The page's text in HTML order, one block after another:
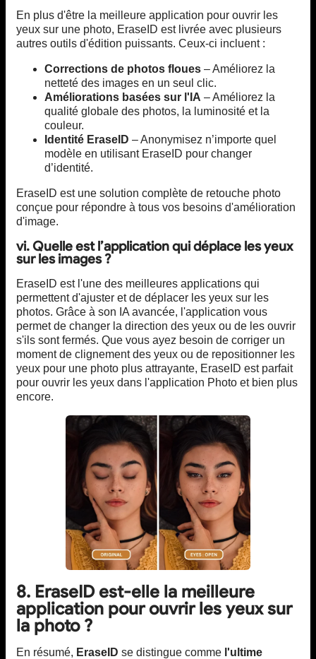
En plus d'être la meilleure application pour ouvrir les
yeux sur une photo, EraseID est livrée avec plusieurs
autres outils d'édition puissants. Ceux-ci incluent :
Corrections de photos floues – Améliorez la
netteté des images en un seul clic.
Améliorations basées sur l'IA – Améliorez la
qualité globale des photos, la luminosité et la
couleur.
Identité EraseID – Anonymisez n’importe quel
modèle en utilisant EraseID pour changer
d’identité.
EraseID est une solution complète de retouche photo
conçue pour répondre à tous vos besoins d'amélioration
d'image.
vi. Quelle est l’application qui déplace les yeux
sur les images ?
EraseID est l'une des meilleures applications qui
permettent d'ajuster et de déplacer les yeux sur les
photos. Grâce à son IA avancée, l'application vous
permet de changer la direction des yeux ou de les ouvrir
s'ils sont fermés. Que vous ayez besoin de corriger un
moment de clignement des yeux ou de repositionner les
yeux pour une photo plus attrayante, EraseID est parfait
pour ouvrir les yeux dans l'application Photo et bien plus
encore.
8. EraseID est-elle la meilleure
application pour ouvrir les yeux sur
la photo ?
En résumé, EraseID se distingue comme l'ultime